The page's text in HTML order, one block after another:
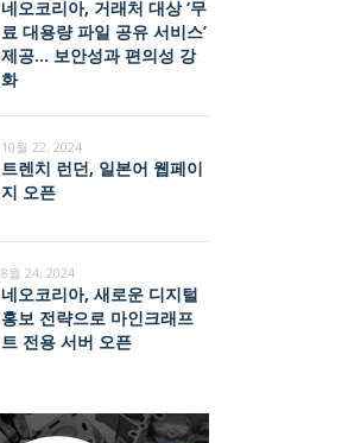
네오코리아, 거래처 대상 ‘무
료 대용량 파일 공유 서비스’
제공… 보안성과 편의성 강
화
10월 22, 2024
트렌치 런던, 일본어 웹페이
지 오픈
8월 24, 2024
네오코리아, 새로운 디지털
홍보 전략으로 마인크래프
트 전용 서버 오픈